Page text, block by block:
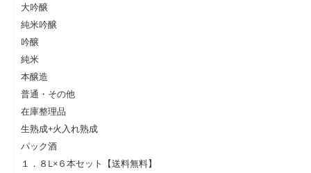
大吟醸
純米吟醸
吟醸
純米
本醸造
普通・その他
在庫整理品
生熟成+火入れ熟成
パック酒
１．８L×６本セット【送料無料】